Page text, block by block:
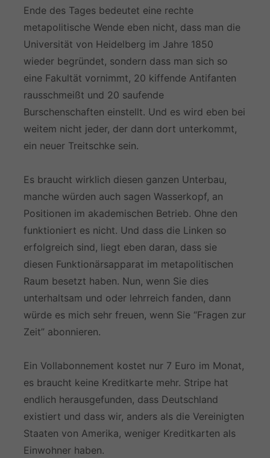
Ende des Tages bedeutet eine rechte
metapolitische Wende eben nicht, dass man die
Universität von Heidelberg im Jahre 1850
wieder begründet, sondern dass man sich so
eine Fakultät vornimmt, 20 kiffende Antifanten
rausschmeißt und 20 saufende
Burschenschaften einstellt. Und es wird eben bei
weitem nicht jeder, der dann dort unterkommt,
ein neuer Treitschke sein.
Es braucht wirklich diesen ganzen Unterbau,
manche würden auch sagen Wasserkopf, an
Positionen im akademischen Betrieb. Ohne den
funktioniert es nicht. Und dass die Linken so
erfolgreich sind, liegt eben daran, dass sie
diesen Funktionärsapparat im metapolitischen
Raum besetzt haben. Nun, wenn Sie dies
unterhaltsam und oder lehrreich fanden, dann
würde es mich sehr freuen, wenn Sie “Fragen zur
Zeit” abonnieren.
Ein Vollabonnement kostet nur 7 Euro im Monat,
es braucht keine Kreditkarte mehr. Stripe hat
endlich herausgefunden, dass Deutschland
existiert und dass wir, anders als die Vereinigten
Staaten von Amerika, weniger Kreditkarten als
Einwohner haben.